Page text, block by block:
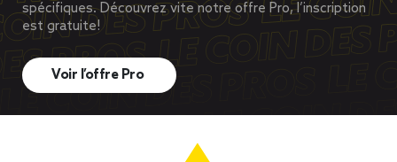
spécifiques. Découvrez vite notre offre Pro, l’inscription
est gratuite!
Voir l’offre Pro